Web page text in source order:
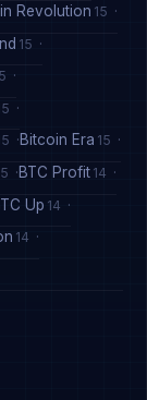
Revolution 15
15
Bitcoin Era 15
BTC Profit 14
Up 14
14